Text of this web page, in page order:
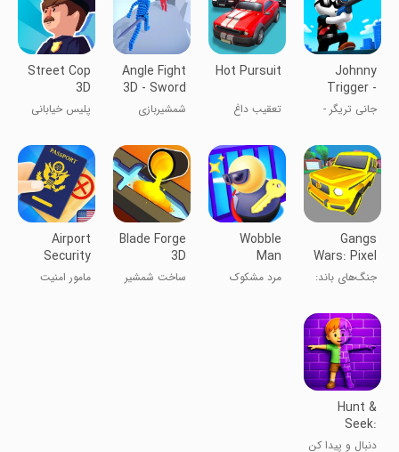
Johnny
Trigger -
Sniper
Game
جانی تریگر -
Hot Pursuit
تعقیب داغ
Angle Fight
3D - Sword
Game
شمشیربازی
Street Cop
3D
پلیس خیابانی
Gangs
Wars: Pixel
Shooter RP
جنگ‌های باند:
RP
Wobble
Man
مرد مشکوک
Blade Forge
3D
ساخت شمشیر
Airport
Security
مامور امنیت
Hunt &
Seek:
Disguise &
دنبال و پیدا کن